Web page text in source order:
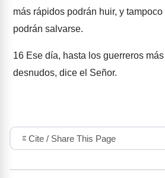
más rápidos podrán huir, y
podrán salvarse.
16 Ese día, hasta los guerreros
desnudos, dice el Señor.
Cite / Share This Page